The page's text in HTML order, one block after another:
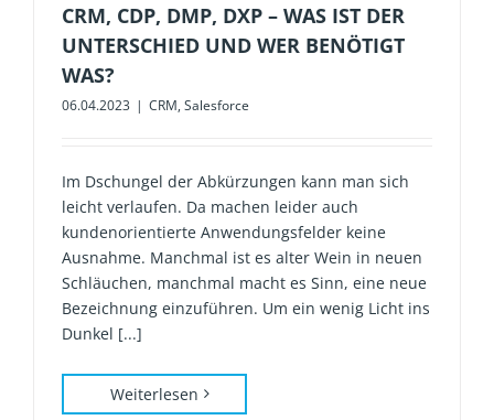
CRM, CDP, DMP, DXP – WAS IST DER
UNTERSCHIED UND WER BENÖTIGT
WAS?
06.04.2023 | CRM, Salesforce
Im Dschungel der Abkürzungen kann man sich
leicht verlaufen. Da machen leider auch
kundenorientierte Anwendungsfelder keine
Ausnahme. Manchmal ist es alter Wein in neuen
Schläuchen, manchmal macht es Sinn, eine neue
Bezeichnung einzuführen. Um ein wenig Licht ins
Dunkel [...]
Weiterlesen